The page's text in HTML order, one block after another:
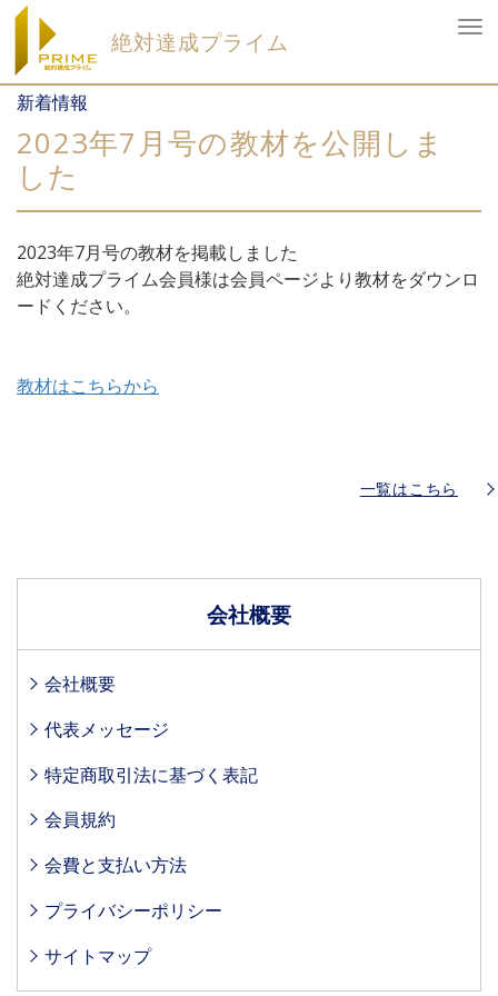
Skip
content
絶対達成プライム
新着情報
2023年7月号の教材を公開しま
した
2023年7月号の教材を掲載しました
絶対達成プライム会員様は会員ページより教材をダウンロ
ードください。
教材はこちらから
一覧はこちら
会社概要
会社概要
代表メッセージ
特定商取引法に基づく表記
会員規約
会費と支払い方法
プライバシーポリシー
サイトマップ